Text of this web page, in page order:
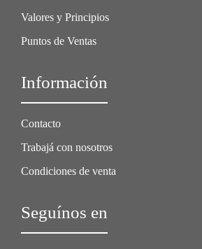
Valores y Principios
Puntos de Ventas
Información
Contacto
Trabajá con nosotros
Condiciones de venta
Seguínos en